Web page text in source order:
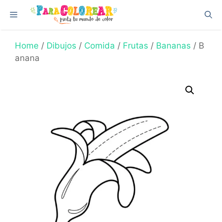
content
Menu
Home / Dibujos / Comida / Frutas / Bananas / B
anana